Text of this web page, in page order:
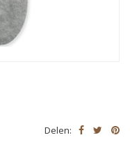
Delen: